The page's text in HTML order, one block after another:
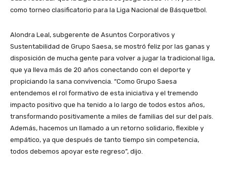
como torneo clasificatorio para la Liga Nacional de Básquetbol.
Alondra Leal, subgerente de Asuntos Corporativos y
Sustentabilidad de Grupo Saesa, se mostró feliz por las ganas y
disposición de mucha gente para volver a jugar la tradicional liga,
que ya lleva más de 20 años conectando con el deporte y
propiciando la sana convivencia. “Como Grupo Saesa
entendemos el rol formativo de esta iniciativa y el tremendo
impacto positivo que ha tenido a lo largo de todos estos años,
transformando positivamente a miles de familias del sur del país.
Además, hacemos un llamado a un retorno solidario, flexible y
empático, ya que después de tanto tiempo sin competencia,
todos debemos apoyar este regreso”, dijo.